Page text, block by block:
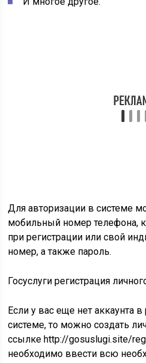
Госуслуги регистрация
потребуется верифицировать
предложенных отделений.
Вход в личный
Вход в личный кабинет
ссылкеЕСИА.Госуслуги.ру
необходимо ввести
чего откроется доступ к